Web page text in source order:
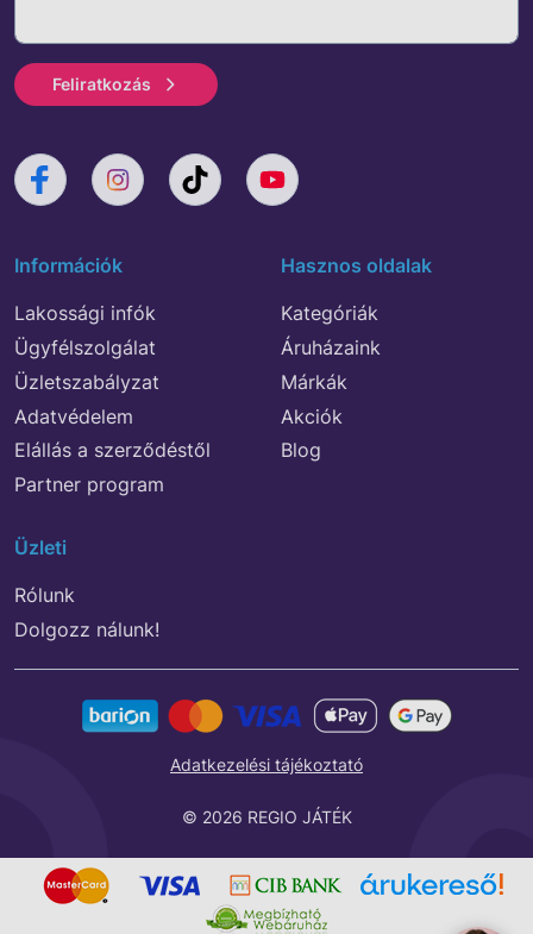
Feliratkozás
Információk
Lakossági infók
Ügyfélszolgálat
Üzletszabályzat
Adatvédelem
Elállás a szerződéstől
Partner program
Hasznos oldalak
Kategóriák
Áruházaink
Márkák
Akciók
Blog
Üzleti
Rólunk
Dolgozz nálunk!
© 2026 REGIO JÁTÉK
Adatkezelési tájékoztató